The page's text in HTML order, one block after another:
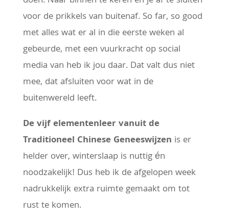
voor de prikkels van buitenaf. So far, so good
met alles wat er al in die eerste weken al
gebeurde, met een vuurkracht op social
media van heb ik jou daar. Dat valt dus niet
mee, dat afsluiten voor wat in de
buitenwereld leeft.
De vijf elementenleer vanuit de
Traditioneel Chinese Geneeswijzen is er
helder over, winterslaap is nuttig én
noodzakelijk! Dus heb ik de afgelopen week
nadrukkelijk extra ruimte gemaakt om tot
rust te komen.